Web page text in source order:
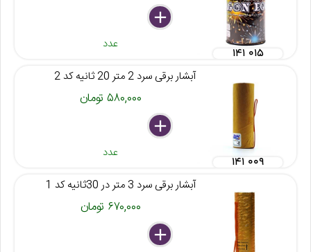
delete
remove
add
عدد
۱۴۱ ۰۱۵
آبشار برقی سرد 2 متر 20 ثانیه کد 2
۵۸۰,۰۰۰ تومان
delete
remove
add
عدد
۱۴۱ ۰۰۹
آبشار برقی سرد 3 متر در 30ثانیه کد 1
۶۷۰,۰۰۰ تومان
delete
remove
add